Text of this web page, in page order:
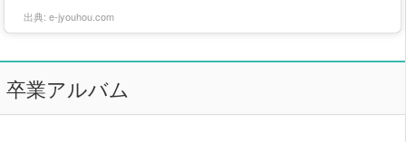
出典: e-jyouhou.com
卒業アルバム